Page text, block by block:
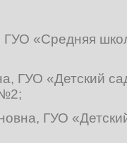
ГУО «Средняя
ГУО «Детский
ГУО